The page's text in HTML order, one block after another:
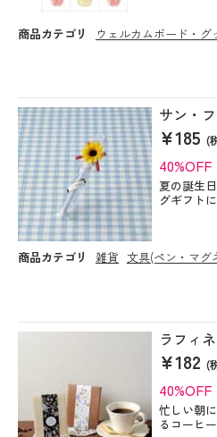
商品カテゴリ ウェルカムボード・グ
サン・
¥185(
40%OFF
夏の誕生
グギフト
商品カテゴリ 雑貨 文具(ペン・マグ
ラフィ
¥182(
40%OFF
忙しい朝
るコーヒ